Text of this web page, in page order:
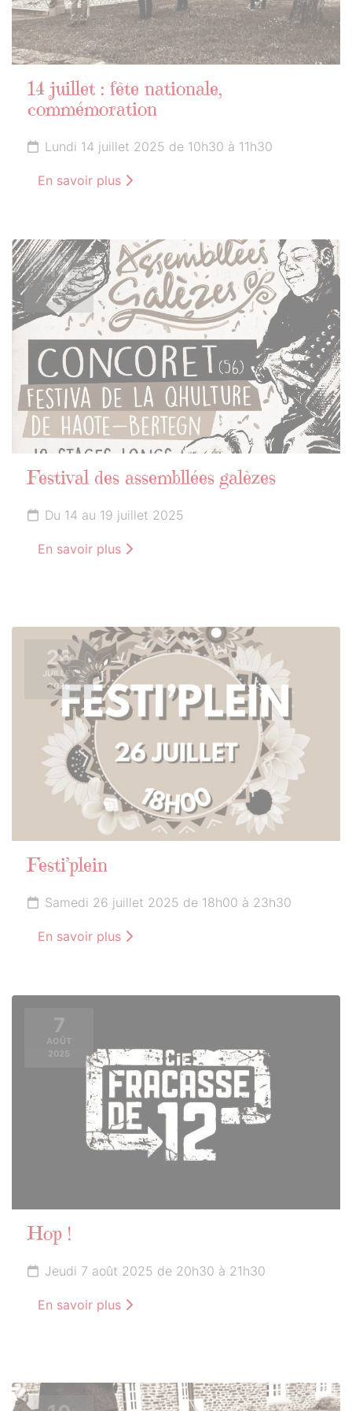
14 juillet : fête nationale,
commémoration
Lundi 14 juillet 2025 de 10h30 à 11h30
En savoir plus
14
JUILLET
2025
Festival des assembllées galèzes
Du 14 au 19 juillet 2025
En savoir plus
26
JUILLET
2025
Festi’plein
Samedi 26 juillet 2025 de 18h00 à 23h30
En savoir plus
7
AOÛT
2025
Hop !
Jeudi 7 août 2025 de 20h30 à 21h30
En savoir plus